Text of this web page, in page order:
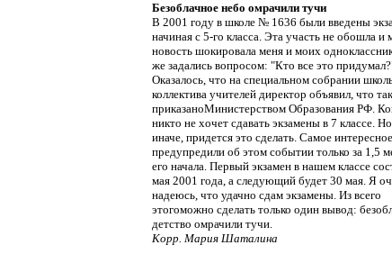
Безоблачное небо омрачили тучи
В 2001 году в школе № 1636 были введены
начиная с 5-го класса. Эта участь не обошла и
новость шокировала меня и моих
же задались вопросом: "Кто все это
Оказалось, что на специальном собрании
коллектива учителей директор объявил, что
приказаноМинистерством Образования РФ.
никто не хочет сдавать экзамены в 7 классе.
иначе, придется это сделать. Самое
предупредили об этом событии только за 1,5
его начала. Первый экзамен в нашем классе
мая 2001 года, а следующий будет 30 мая. Я
надеюсь, что удачно сдам экзамены. Из всего
этогоможно сделать только один вывод:
детство омрачили тучи.
Корр. Мария Шаталина